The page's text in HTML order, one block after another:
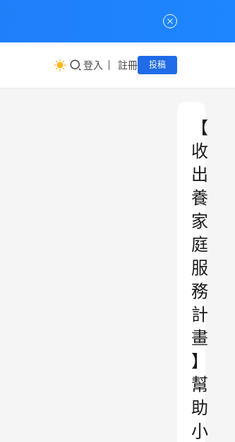
登入 註冊 投稿
【
收
出
養
家
庭
服
務
計
畫
】
幫
助
小